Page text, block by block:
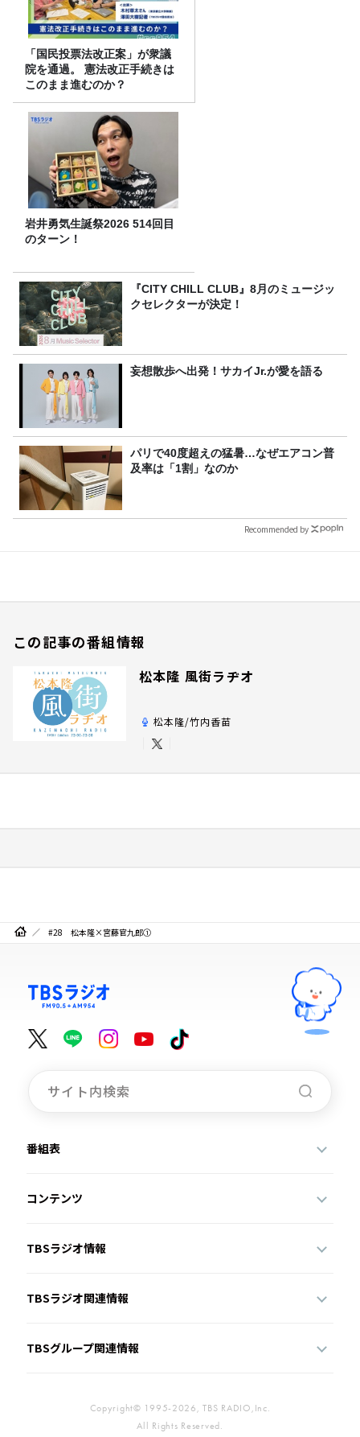
「国民投票法改正案」が衆議
院を通過。 憲法改正手続きは
このまま進むのか？
岩井勇気生誕祭2026 514回目
のターン！
『CITY CHILL CLUB』8月のミュージッ
クセレクターが決定！
妄想散歩へ出発！サカイJr.が愛を語る
パリで40度超えの猛暑…なぜエアコン普
及率は「1割」なのか
Recommended by
この記事の番組情報
松本隆 風街ラヂオ
松本隆/竹内香苗
#28 松本隆×宮藤官九郎①
番組表
コンテンツ
TBSラジオ情報
TBSラジオ関連情報
TBSグループ関連情報
Copyright© 1995-2026, TBS RADIO,Inc.
All Rights Reserved.